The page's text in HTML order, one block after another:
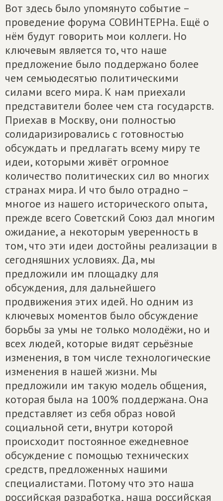
Вот здесь было упомянуто событие –
проведение форума СОВИНТЕРНа. Ещё о
нём будут говорить мои коллеги. Но
ключевым является то, что наше
предложение было поддержано более
чем семьюдесятью политическими
силами всего мира. К нам приехали
представители более чем ста государств.
Приехав в Москву, они полностью
солидаризировались с готовностью
обсуждать и предлагать всему миру те
идеи, которыми живёт огромное
количество политических сил во многих
странах мира. И что было отрадно –
многое из нашего исторического опыта,
прежде всего Советский Союз дал многим
ожидание, а некоторым уверенность в
том, что эти идеи достойны реализации в
сегодняшних условиях. Да, мы
предложили им площадку для
обсуждения, для дальнейшего
продвижения этих идей. Но одним из
ключевых моментов было обсуждение
борьбы за умы не только молодёжи, но и
всех людей, которые видят серьёзные
изменения, в том числе технологические
изменения в нашей жизни. Мы
предложили им такую модель общения,
которая была на 100% поддержана. Она
представляет из себя образ новой
социальной сети, внутри которой
происходит постоянное ежедневное
обсуждение с помощью технических
средств, предложенных нашими
специалистами. Потому что это наша
российская разработка, наша российская